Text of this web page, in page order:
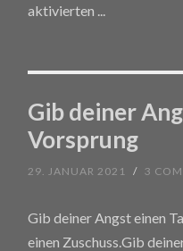
aktivierten
Gib deiner
Vorsprung
29. JANUAR 2021 / 3
Gib deiner Angst einen
einen Zuschuss.Gib